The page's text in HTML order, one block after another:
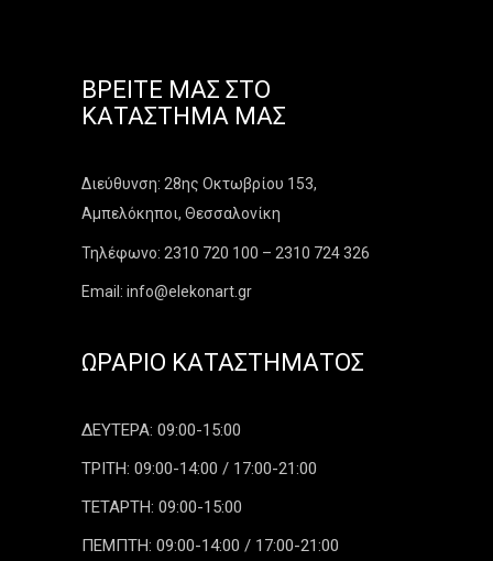
ΒΡΕΊΤΕ ΜΑΣ ΣΤΟ
ΚΑΤΆΣΤΗΜΑ ΜΑΣ
Διεύθυνση: 28ης Οκτωβρίου 153,
Αμπελόκηποι, Θεσσαλονίκη
Τηλέφωνο: 2310 720 100 – 2310 724 326
Email: info@elekonart.gr
ΩΡΆΡΙΟ ΚΑΤΑΣΤΉΜΑΤΟΣ
ΔΕΥΤΕΡΑ: 09:00-15:00
ΤΡΙΤΗ: 09:00-14:00 / 17:00-21:00
ΤΕΤΑΡΤΗ: 09:00-15:00
ΠΕΜΠΤΗ: 09:00-14:00 / 17:00-21:00